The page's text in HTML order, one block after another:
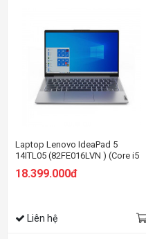
Laptop Lenovo IdeaPad 5
14ITL05 (82FE016LVN ) (Core i5
1135G7/8GB RAM/512GB
SSD/14 FHD/Win11/Xám)
18.399.000đ
Liên hệ